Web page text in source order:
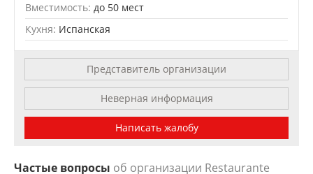
Вместимость: до 50 мест
Кухня: Испанская
Представитель организации
Неверная информация
Написать жалобу
Частые вопросы об организации Restaurante